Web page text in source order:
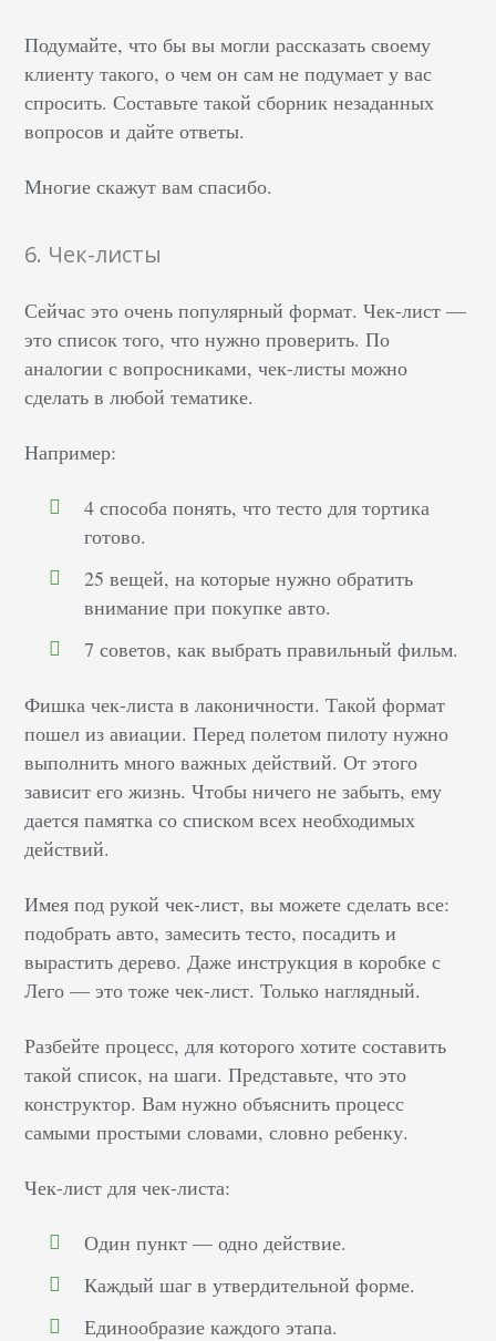
Подумайте, что бы вы могли рассказать своему
клиенту такого, о чем он сам не подумает у вас
спросить. Составьте такой сборник незаданных
вопросов и дайте ответы.
Многие скажут вам спасибо.
6. Чек-листы
Сейчас это очень популярный формат. Чек-лист —
это список того, что нужно проверить. По
аналогии с вопросниками, чек-листы можно
сделать в любой тематике.
Например:
4 способа понять, что тесто для тортика
готово.
25 вещей, на которые нужно обратить
внимание при покупке авто.
7 советов, как выбрать правильный фильм.
Фишка чек-листа в лаконичности. Такой формат
пошел из авиации. Перед полетом пилоту нужно
выполнить много важных действий. От этого
зависит его жизнь. Чтобы ничего не забыть, ему
дается памятка со списком всех необходимых
действий.
Имея под рукой чек-лист, вы можете сделать все:
подобрать авто, замесить тесто, посадить и
вырастить дерево. Даже инструкция в коробке с
Лего — это тоже чек-лист. Только наглядный.
Разбейте процесс, для которого хотите составить
такой список, на шаги. Представьте, что это
конструктор. Вам нужно объяснить процесс
самыми простыми словами, словно ребенку.
Чек-лист для чек-листа:
Один пункт — одно действие.
Каждый шаг в утвердительной форме.
Единообразие каждого этапа.